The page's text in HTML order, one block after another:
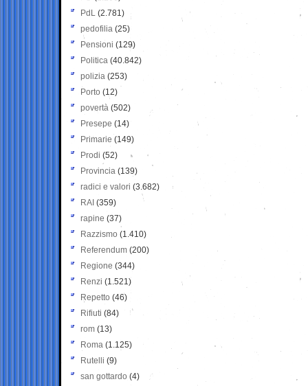
PdL (2.781)
pedofilia (25)
Pensioni (129)
Politica (40.842)
polizia (253)
Porto (12)
povertà (502)
Presepe (14)
Primarie (149)
Prodi (52)
Provincia (139)
radici e valori (3.682)
RAI (359)
rapine (37)
Razzismo (1.410)
Referendum (200)
Regione (344)
Renzi (1.521)
Repetto (46)
Rifiuti (84)
rom (13)
Roma (1.125)
Rutelli (9)
san gottardo (4)